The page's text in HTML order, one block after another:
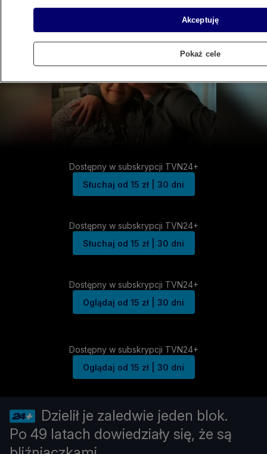
Dostępny w subskrypcji TVN24+
Słuchaj od 15 zł | 30 dni
Dostępny w subskrypcji TVN24+
Słuchaj od 15 zł | 30 dni
Dostępny w subskrypcji TVN24+
Oglądaj od 15 zł | 30 dni
Dostępny w subskrypcji TVN24+
Oglądaj od 15 zł | 30 dni
Dzielił je zaledwie jeden blok.
Po 49 latach dowiedziały się, że są
Akceptuję
Pokaż cele